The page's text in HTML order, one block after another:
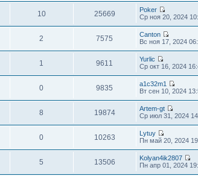
10 25669
Poker
Ср ноя 20, 2024
2 7575
Canton
Вс ноя 17, 2024
1 9611
Yurlic
Ср окт 16, 2024
0 9835
a1c32m1
Вт сен 10, 2024
8 19874
Artem-gt
Ср июл 31, 2024
0 10263
Lytuy
Пн май 20, 2024
5 13506
Kolyan4ik2807
Пн апр 01, 2024